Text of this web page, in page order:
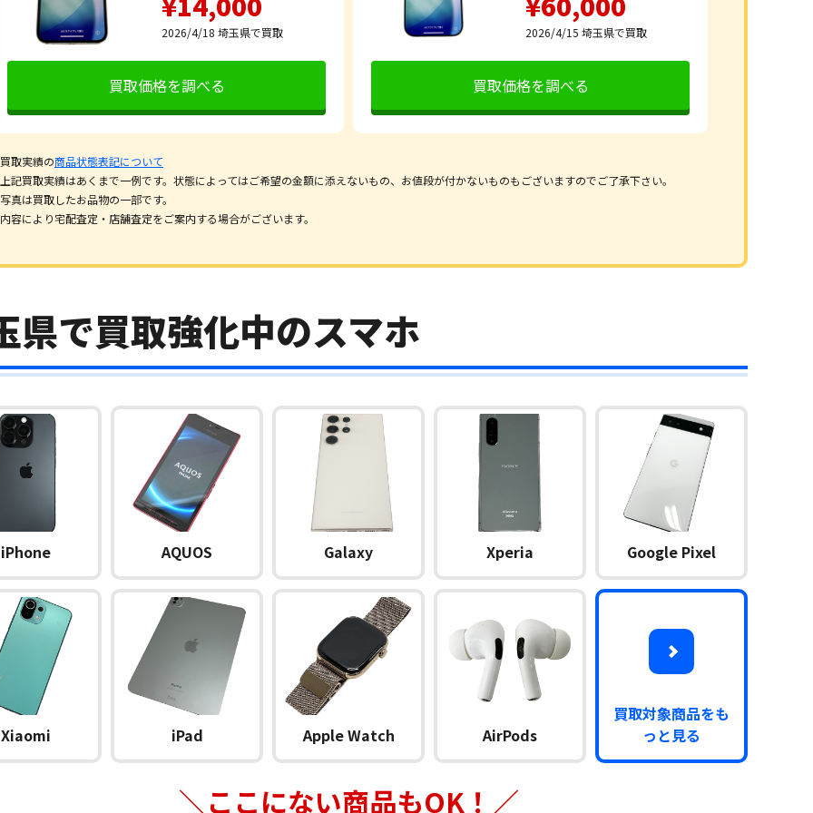
2026/4/18 埼玉県で買取
買取価格を調べる
2026/4/15 埼玉県で買取
買取価格を調べる
取実績の商品状態表記について
記買取実績はあくまで一例です。状態によってはご希望の金額に添えないもの、お値段が付かないものもございますのでご了承下さい。
真は買取したお品物の一部です。
容により宅配査定・店舗査定をご案内する場合がございます。
県で買取強化中のスマホ
iPhone AQUOS Galaxy Xperia Google Pixel
Xiaomi iPad Apple Watch AirPods
買取対象商品をも
っと見る
＼ここにない商品もOK！／